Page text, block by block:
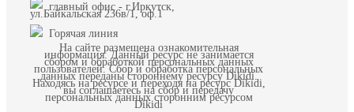
главный офис - г.Иркутск,
ул.Байкальская 236в/1, оф.1
Горячая линия
На сайте размещена ознакомительная
информация. Данный ресурс не занимается
сбором и обработкой персональных данных
пользователей. Сбор и обработка персональных
данных переданы стороннему ресурсу Dikidi.
Находясь на ресурсе и переходя на ресурс Dikidi,
вы соглашаетесь на сбор и передачу
персональных данных сторонним ресурсом
Dikidi